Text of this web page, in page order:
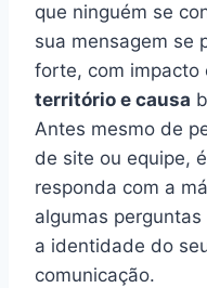
que ninguém se
sua mensagem se
forte, com impacto
território e causa
Antes mesmo de
de site ou equipe,
responda com a
algumas
a identidade do
comunicação.